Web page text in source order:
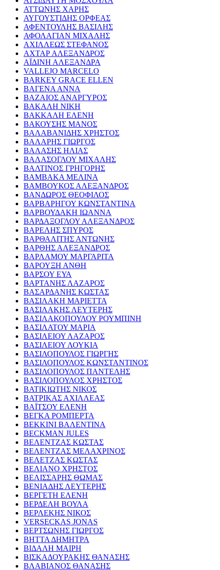
ΑΤΤΩΝΗΣ ΧΑΡΗΣ
ΑΥΓΟΥΣΤΙΔΗΣ ΟΡΦΕΑΣ
ΑΦΕΝΤΟΥΛΗΣ ΒΑΣΙΛΗΣ
ΑΦΟΛΑΓΙΑΝ ΜΙΧΑΛΗΣ
ΑΧΙΛΛΕΩΣ ΣΤΕΦΑΝΟΣ
ΑΧΤΑΡ ΑΛΕΞΑΝΔΡΟΣ
ΑΪΔΙΝΗ ΑΛΕΞΑΝΔΡΑ
VALLEJO MARCELO
BARKEY GRACE ELLEN
ΒΑΓΕΝΑ ΑΝΝΑ
ΒΑΖΑΙΟΣ ΑΝΑΡΓΥΡΟΣ
ΒΑΚΑΛΗ ΝΙΚΗ
ΒΑΚΚΑΛΗ ΕΛΕΝΗ
ΒΑΚΟΥΣΗΣ ΜΑΝΟΣ
ΒΑΛΑΒΑΝΙΔΗΣ ΧΡΗΣΤΟΣ
ΒΑΛΑΡΗΣ ΓΙΩΡΓΟΣ
ΒΑΛΑΣΗΣ ΗΛΙΑΣ
ΒΑΛΑΣΟΓΛΟΥ ΜΙΧΑΛΗΣ
ΒΑΛΤΙΝΟΣ ΓΡΗΓΟΡΗΣ
ΒΑΜΒΑΚΑ ΜΕΛΙΝΑ
ΒΑΜΒΟΥΚΟΣ ΑΛΕΞΑΝΔΡΟΣ
ΒΑΝΔΩΡΟΣ ΘΕΟΦΙΛΟΣ
ΒΑΡΒΑΡΗΓΟΥ ΚΩΝΣΤΑΝΤΙΝΑ
ΒΑΡΒΟΥΔΑΚΗ ΙΩΑΝΝΑ
ΒΑΡΔΑΞΟΓΛΟΥ ΑΛΕΞΑΝΔΡΟΣ
ΒΑΡΕΛΗΣ ΣΠΥΡΟΣ
ΒΑΡΘΑΛΙΤΗΣ ΑΝΤΩΝΗΣ
ΒΑΡΘΗΣ ΑΛΕΞΑΝΔΡΟΣ
ΒΑΡΛΑΜΟΥ ΜΑΡΓΑΡΙΤΑ
ΒΑΡΟΥΞΗ ΑΝΘΗ
ΒΑΡΣΟΥ ΕΥΑ
ΒΑΡΤΑΝΗΣ ΛΑΖΑΡΟΣ
ΒΑΣΑΡΔΑΝΗΣ ΚΩΣΤΑΣ
ΒΑΣΙΛΑΚΗ ΜΑΡΙΕΤΤΑ
ΒΑΣΙΛΑΚΗΣ ΛΕΥΤΕΡΗΣ
ΒΑΣΙΛΑΚΟΠΟΥΛΟΥ ΡΟΥΜΠΙΝΗ
ΒΑΣΙΛΑΤΟΥ ΜΑΡΙΑ
ΒΑΣΙΛΕΙΟΥ ΛΑΖΑΡΟΣ
ΒΑΣΙΛΕΙΟΥ ΛΟΥΚΙΑ
ΒΑΣΙΛΟΠΟΥΛΟΣ ΓΙΩΡΓΗΣ
ΒΑΣΙΛΟΠΟΥΛΟΣ ΚΩΝΣΤΑΝΤΙΝΟΣ
ΒΑΣΙΛΟΠΟΥΛΟΣ ΠΑΝΤΕΛΗΣ
ΒΑΣΙΛΟΠΟΥΛΟΣ ΧΡΗΣΤΟΣ
ΒΑΤΙΚΙΩΤΗΣ ΝΙΚΟΣ
ΒΑΤΡΙΚΑΣ ΑΧΙΛΛΕΑΣ
ΒΑΪΤΣΟΥ ΕΛΕΝΗ
ΒΕΓΚΑ ΡΟΜΠΕΡΤΑ
ΒΕΚΚΙΝΙ ΒΑΛΕΝΤΙΝΑ
BECKMAN JULES
ΒΕΛΕΝΤΖΑΣ ΚΩΣΤΑΣ
ΒΕΛΕΝΤΖΑΣ ΜΕΛΑΧΡΙΝΟΣ
ΒΕΛΕΤΖΑΣ ΚΩΣΤΑΣ
ΒΕΛΙΑΝΟ ΧΡΗΣΤΟΣ
ΒΕΛΙΣΣΑΡΗΣ ΘΩΜΑΣ
ΒΕΝΙΑΔΗΣ ΛΕΥΤΕΡΗΣ
ΒΕΡΓΕΤΗ ΕΛΕΝΗ
ΒΕΡΔΕΛΗ ΒΟΥΛΑ
ΒΕΡΛΕΚΗΣ ΝΙΚΟΣ
VERSECKAS JONAS
ΒΕΡΤΣΩΝΗΣ ΓΙΩΡΓΟΣ
ΒΗΤΤΑ ΔΗΜΗΤΡΑ
ΒΙΔΑΛΗ ΜΑΙΡΗ
ΒΙΣΚΑΔΟΥΡΑΚΗΣ ΘΑΝΑΣΗΣ
ΒΛΑΒΙΑΝΟΣ ΘΑΝΑΣΗΣ